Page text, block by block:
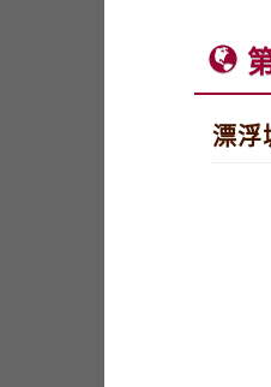
漂